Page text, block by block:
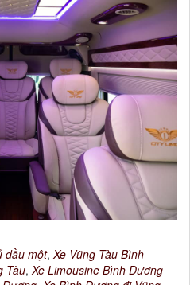
dầu một,Xe Vũng Tàu Bình
Tàu,Xe Limousine Bình Dương